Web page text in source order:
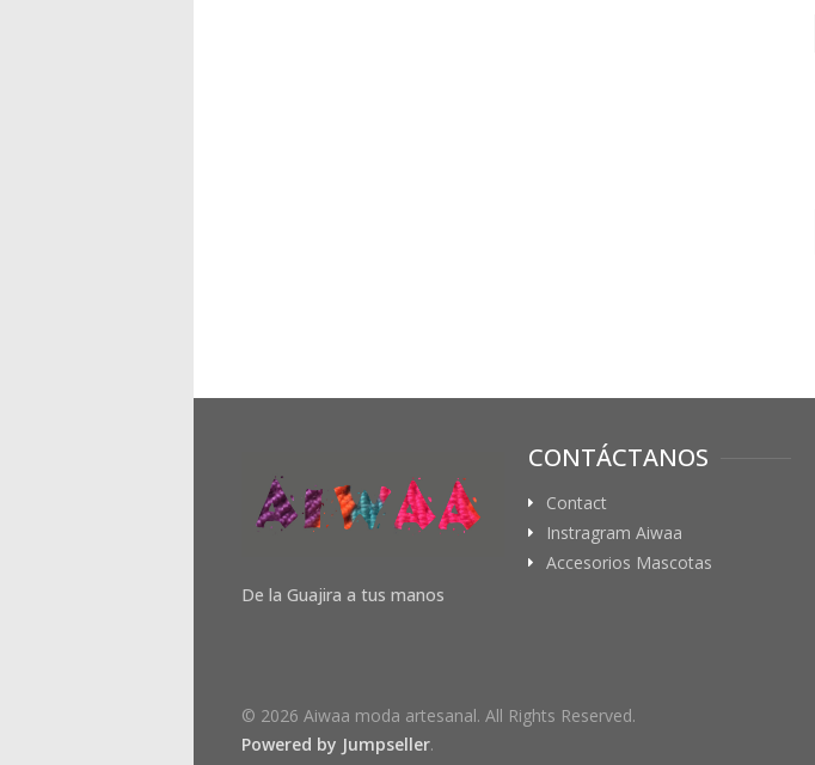
De la Guajira a tus manos
CONTÁCTANOS
Contact
Instragram Aiwaa
Accesorios Mascotas
© 2026 Aiwaa moda artesanal. All Rights Reserved.
Powered by Jumpseller.